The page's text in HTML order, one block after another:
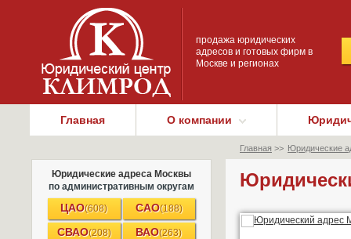
продажа юридических
адресов и готовых фирм в
Москве и регионах
Главная О компании
Юридические адреса Москвы
по административным округам
ЦАО(608) САО(188)
СВАО(208) ВАО(263)
Главная >> Юридические